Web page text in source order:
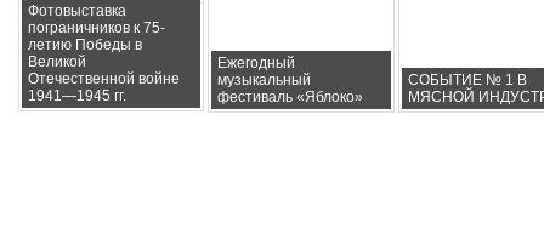
Фотовыставка
пограничников к 75-
летию Победы в
Великой
Отечественной войне
1941—1945 гг.
Ежегодный
музыкальный
фестиваль «Яблоко»
СОБЫТИЕ № 1 В
МЯСНОЙ